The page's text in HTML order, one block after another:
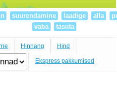
suurendamine laadige alla
vaba
tasuta
Hinnang Hind
Ekspress pakkumised